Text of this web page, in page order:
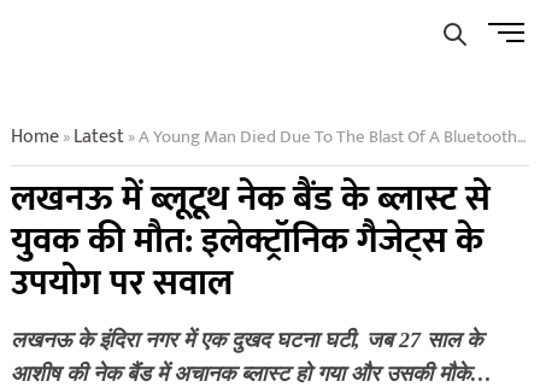
Menu
Home»Latest»A Young Man Died Due To The Blast Of A Bluetooth Neck Band In Lucknow
लखनऊ में ब्लूटूथ नेक बैंड के ब्लास्ट से
युवक की मौत: इलेक्ट्रॉनिक गैजेट्स के
उपयोग पर सवाल
लखनऊ के इंदिरा नगर में एक दुखद घटना घटी, जब 27 साल के
आशीष की नेक बैंड में अचानक ब्लास्ट हो गया और उसकी मौके…